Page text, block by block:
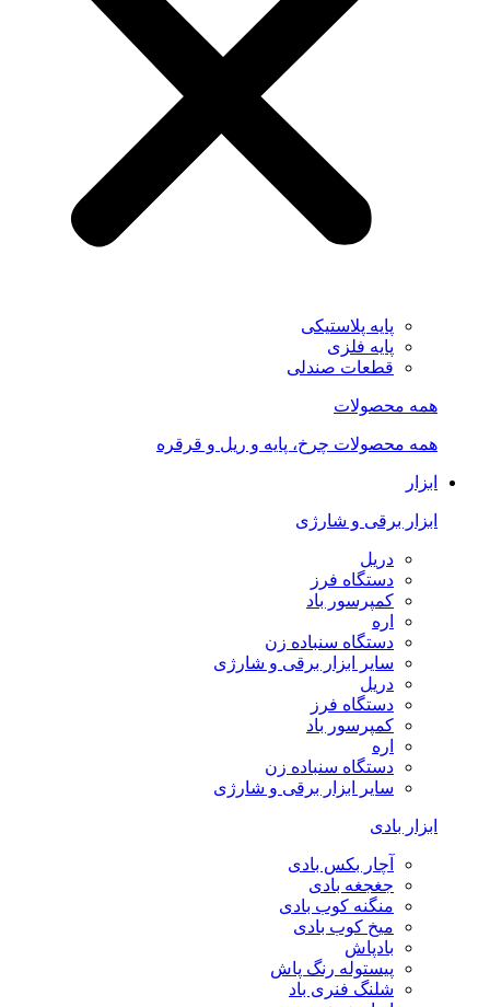
پایه پلاستیکی
پایه فلزی
قطعات صندلی
همه محصولات
همه محصولات چرخ، پایه و ریل و قرقره
ابزار
ابزار برقی و شارژی
دریل
دستگاه فرز
کمپرسور باد
اره
دستگاه سنباده زن
سایر ابزار برقی و شارژی
دریل
دستگاه فرز
کمپرسور باد
اره
دستگاه سنباده زن
سایر ابزار برقی و شارژی
ابزار بادی
آچار بکس بادی
جغجغه بادی
منگنه کوب بادی
میخ کوب بادی
بادپاش
پیستوله رنگ پاش
شلنگ فنری باد